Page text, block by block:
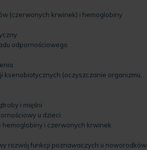
(czerwonych krwinek) i hemoglobiny
odpornościowego
ksenobiotycznych (oczyszczanie organizmu,
i mięśni
u dzieci
hemoglobiny i czerwonych krwinek
rozwój funkcji poznawaczych u noworodków